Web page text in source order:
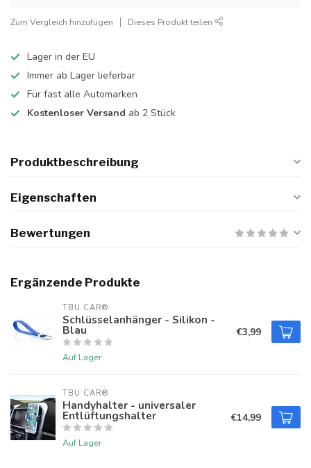
Zum Vergleich hinzufügen Dieses Produkt teilen
Lager in der EU
Immer ab Lager lieferbar
Für fast alle Automarken
Kostenloser Versand ab 2 Stück
Produktbeschreibung
Eigenschaften
Bewertungen
Ergänzende Produkte
TBU CAR®
Schlüsselanhänger - Silikon -
Blau
Auf Lager
€3,99
TBU CAR®
Handyhalter - universaler
Entlüftungshalter
Auf Lager
€14,99